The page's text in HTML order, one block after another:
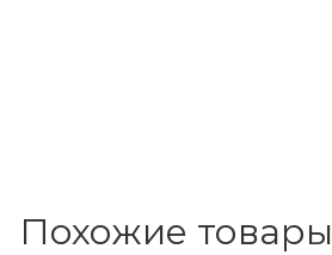
Похожие товары